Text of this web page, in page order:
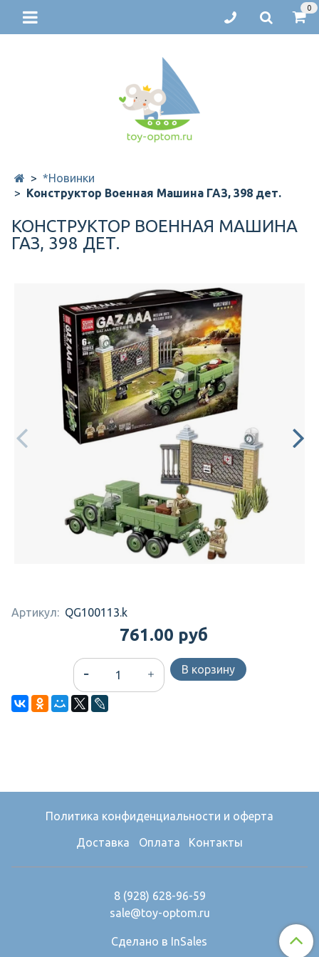
0
*Новинки
Конструктор Военная Машина ГАЗ, 398 дет.
КОНСТРУКТОР ВОЕННАЯ МАШИНА
ГАЗ, 398 ДЕТ.
Артикул: QG100113.k
761.00 руб
В корзину
Политика конфиденциальности и оферта
Доставка Оплата Контакты
8 (928) 628-96-59
sale@toy-optom.ru
Сделано в InSales